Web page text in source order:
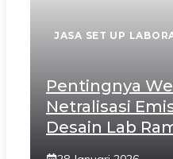
JASA SET UP
Pentingnya
Netralisasi
Desain Lab